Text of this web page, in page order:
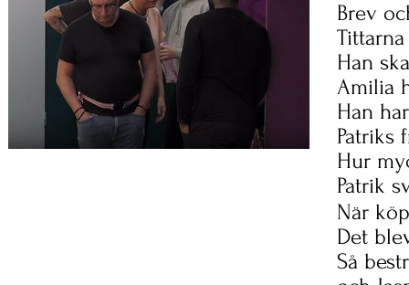
Brev
Han
Amilia
Han
Patriks
Hur
Patrik
När
Det
Så